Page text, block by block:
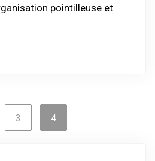
pointilleuse et
3 4